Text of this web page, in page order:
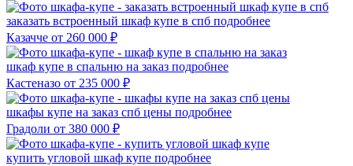
заказать встроенный шкаф купе в спб подробнее
Казачче от 260 000 ₽
шкаф купе в спальню на заказ подробнее
Кастеназо от 235 000 ₽
шкафы купе на заказ спб цены подробнее
Градоли от 380 000 ₽
купить угловой шкаф купе подробнее